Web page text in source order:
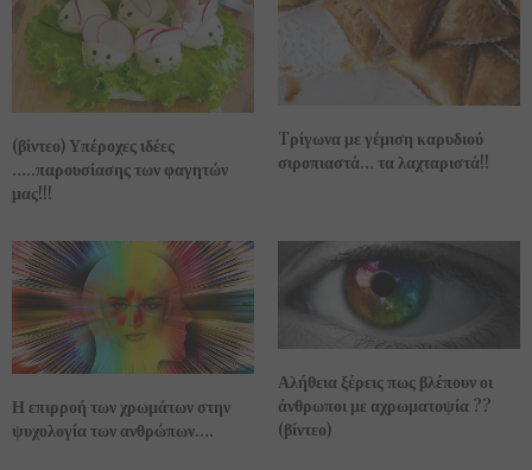
(βίντεο) Υπέροχες ιδέες
…..παρουσίασης των φαγητών
μας!!!
Tρίγωνα με γέμιση καρυδιού
σιροπιαστά… τα λαχταριστά!!
Η επιρροή των χρωμάτων στην
ψυχολογία των ανθρώπων….
Αλήθεια ξέρεις πως βλέπουν οι
άνθρωποι με αχρωματοψία ??
(βίντεο)